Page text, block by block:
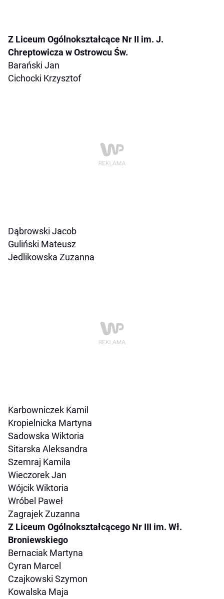
Z Liceum Ogólnokształcące Nr II im. J.
Chreptowicza w Ostrowcu Św.
Barański Jan
Cichocki Krzysztof
Dąbrowski Jacob
Guliński Mateusz
Jedlikowska Zuzanna
Karbowniczek Kamil
Kropielnicka Martyna
Sadowska Wiktoria
Sitarska Aleksandra
Szemraj Kamila
Wieczorek Jan
Wójcik Wiktoria
Wróbel Paweł
Zagrajek Zuzanna
Z Liceum Ogólnokształcącego Nr III im. Wł.
Broniewskiego
Bernaciak Martyna
Cyran Marcel
Czajkowski Szymon
Kowalska Maja